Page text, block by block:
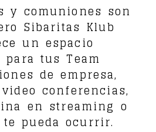
y comuniones son
Sibaritas Klub
un espacio
tus Team
de empresa,
conferencias,
en streaming o
pueda ocurrir.